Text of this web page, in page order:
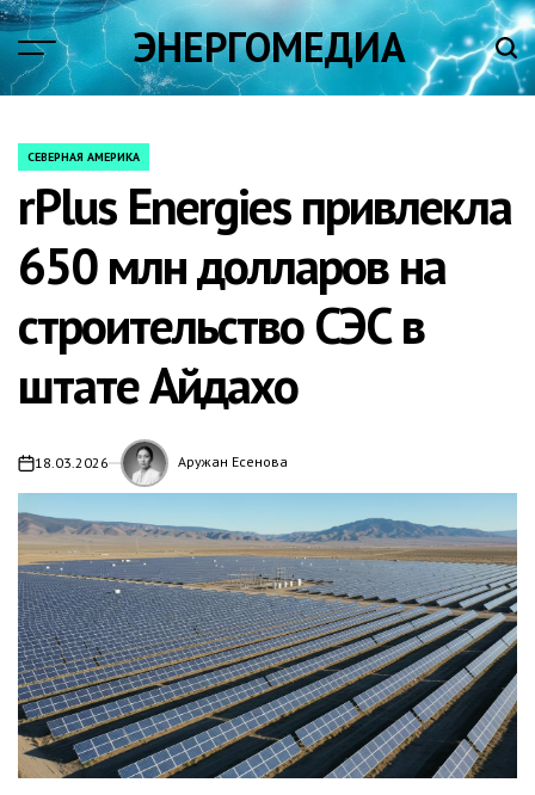
Skip
content
ЭНЕРГОМЕДИА
POSTED
СЕВЕРНАЯ АМЕРИКА
rPlus Energies привлекла
650 млн долларов на
строительство СЭС в
штате Айдахо
on18.03.2026 Аружан Есенова